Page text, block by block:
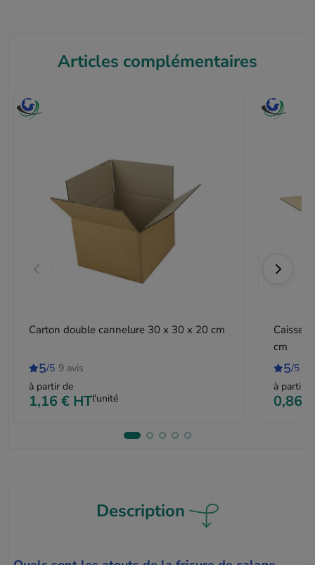
Articles complémentaires
Carton double cannelure 30 x 30 x 20 cm
5/5 9 avis
à partir de
1,16 € HTl'unité
Caisse
cm
5/5
à partir
0,86 €
Description